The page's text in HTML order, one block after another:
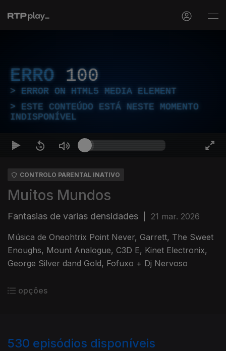
ERRO 100
ERROR ON HTML5 MEDIA ELEMENT
ESTE CONTEÚDO ESTÁ NESTE MOMENTO
INDISPONÍVEL
CONTROLO PARENTAL INATIVO
Muitos Mundos
Fantasias de varias densidades 21 mar. 2026
Música de Oneohtrix Point Never, Garrett, The Sweet
Enoughs, Mount Analogue, C3D E, Kinet Electronix,
George Silver dand Gold, Fofuxo + Dj Nervoso
opções
530 episódios disponíveis